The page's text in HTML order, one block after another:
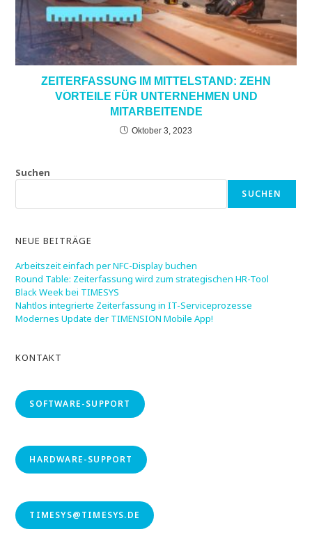
ZEITERFASSUNG IM MITTELSTAND: ZEHN
VORTEILE FÜR UNTERNEHMEN UND
MITARBEITENDE
Oktober 3, 2023
Suchen
SUCHEN
NEUE BEITRÄGE
Arbeitszeit einfach per NFC-Display buchen
Round Table: Zeiterfassung wird zum strategischen HR-Tool
Black Week bei TIMESYS
Nahtlos integrierte Zeiterfassung in IT-Serviceprozesse
Modernes Update der TIMENSION Mobile App!
KONTAKT
SOFTWARE-SUPPORT
HARDWARE-SUPPORT
TIMESYS@TIMESYS.DE